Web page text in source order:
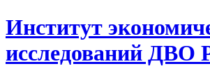
Институт
исследований ДВО